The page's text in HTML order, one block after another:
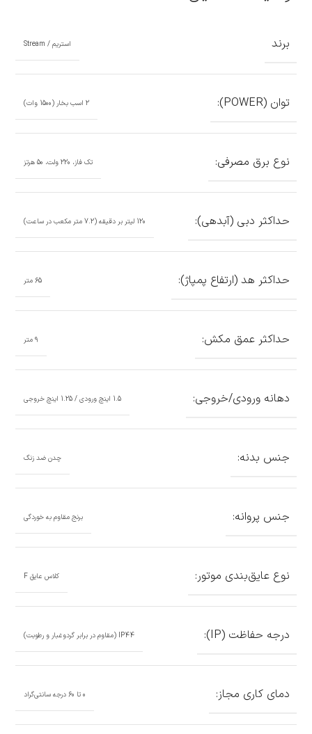
برند استریم / Stream
توان (POWER): 2 اسب بخار (1500 وات)
نوع برق مصرفی: تک فاز، 220 ولت، 50 هرتز
حداکثر دبی (آبدهی): 120 لیتر بر دقیقه (7.2 متر مکعب در ساعت)
حداکثر هد (ارتفاع پمپاژ): 65 متر
حداکثر عمق مکش: 9 متر
دهانه ورودی/خروجی: 1.5 اینچ ورودی / 1.25 اینچ خروجی
جنس بدنه: چدن ضد زنگ
جنس پروانه: برنج مقاوم به خوردگی
نوع عایق‌بندی موتور: کلاس عایق F
درجه حفاظت (IP): IP44 (مقاوم در برابر گردوغبار و رطوبت)
دمای کاری مجاز: 0 تا 60 درجه سانتی‌گراد